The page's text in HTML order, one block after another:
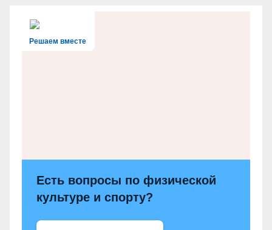
Решаем вместе
Есть вопросы по физической
культуре и спорту?